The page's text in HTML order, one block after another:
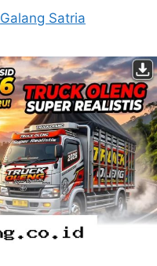
Galang Satria